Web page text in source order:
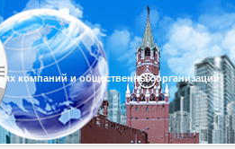
компаний и общественных организаций